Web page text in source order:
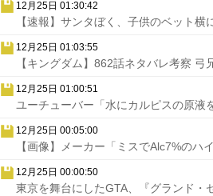
12月25日 01:30:42
【速報】サンタぼく、子供のベット横
12月25日 01:03:55
【キングダム】862話ネタバレ考察 弓
12月25日 01:00:51
ユーチューバー「水にカルピスの原液
12月25日 00:05:00
【画像】メーカー「ミスでAlc7%のハ
12月25日 00:00:50
東京を舞台にしたGTA、『グランド・